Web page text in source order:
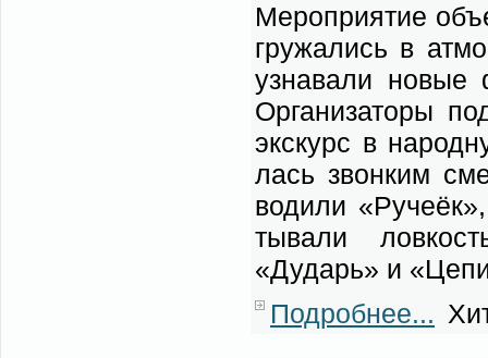
Ме­ро­при­я­тие
гру­жа­лись в
узна­ва­ли но­вые
Ор­га­ни­за­то­ры
экс­курс в
лась звон­ким
во­ди­ли
ты­ва­ли
«Дударь» и
Подробнее...